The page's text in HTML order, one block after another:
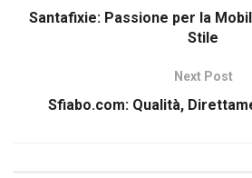
Santafixie: Passione per la
Stile
Next Post
Sfiabo.com: Qualità,